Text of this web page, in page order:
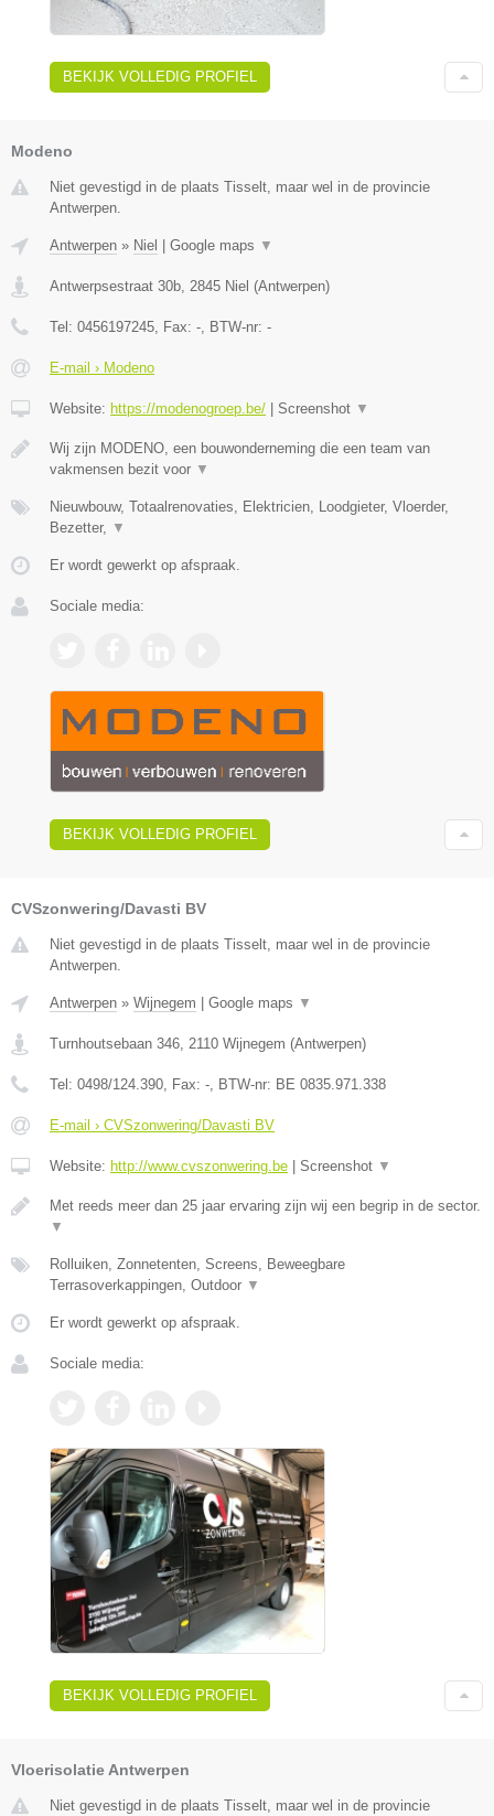
BEKIJK VOLLEDIG PROFIEL
Modeno
Niet gevestigd in de plaats Tisselt, maar wel in de provincie
Antwerpen.
Antwerpen » Niel Google maps ▼
Antwerpsestraat 30b, 2845 Niel (Antwerpen)
Tel: 0456197245, Fax: -, BTW-nr: -
E-mail › Modeno
Website: https://modenogroep.be/ Screenshot ▼
Wij zijn MODENO, een bouwonderneming die een team van
vakmensen bezit voor ▼
Nieuwbouw, Totaalrenovaties, Elektricien, Loodgieter, Vloerder,
Bezetter, ▼
Er wordt gewerkt op afspraak.
Sociale media:
BEKIJK VOLLEDIG PROFIEL
CVSzonwering/Davasti BV
Niet gevestigd in de plaats Tisselt, maar wel in de provincie
Antwerpen.
Antwerpen » Wijnegem | Google maps ▼
Turnhoutsebaan 346 2110 Wijnegem (Antwerpen)
Tel: 0498/124.390 , Fax: - , BTW-nr: BE 0835.971.338
E-mail › CVSzonwering/Davasti BV
Website: http://www.cvszonwering.be | Screenshot ▼
Met reeds meer dan 25 jaar ervaring zijn wij een begrip in de sector.
▼
Rolluiken, Zonnetenten, Screens, Beweegbare
Terrasoverkappingen, Outdoor ▼
Er wordt gewerkt op afspraak.
Sociale media:
BEKIJK VOLLEDIG PROFIEL
Vloerisolatie Antwerpen
Niet gevestigd in de plaats Tisselt, maar wel in de provincie